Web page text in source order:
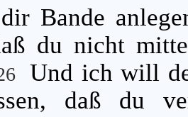
Bande
du nicht
Und ich will
daß du